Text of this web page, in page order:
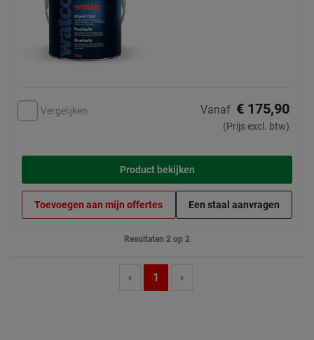
Vergelijken Vanaf € 175,90
(Prijs excl. btw)
Product bekijken
Toevoegen aan mijn offertes Een staal aanvragen
Resultaten 2 op 2
‹ 1 ›